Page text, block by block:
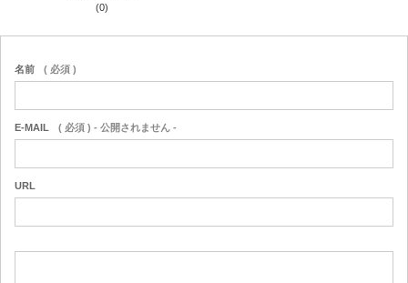
(0)
名前 ( 必須 )
E-MAIL ( 必須 ) - 公開されません -
URL